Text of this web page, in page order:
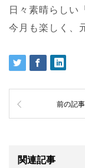
日々素晴らしい
今月も楽しく、
前の記事
関連記事